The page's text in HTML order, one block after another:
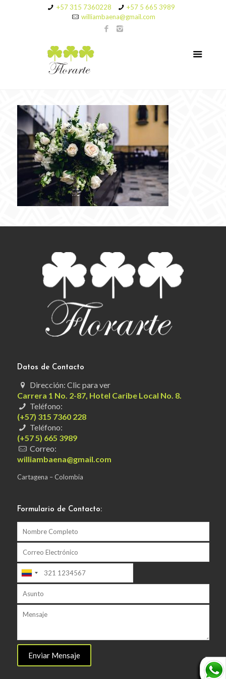
+57 315 7360228
+57 5 665 3989
williambaena@gmail.com
Datos de Contacto
Dirección: Clic para ver
Carrera 1 No. 2-87, Hotel Caribe Local No. 8.
Teléfono:
(+57) 315 7360 228
Teléfono:
(+57 5) 665 3989
Correo:
williambaena@gmail.com
Cartagena – Colombia
Formulario de Contacto: